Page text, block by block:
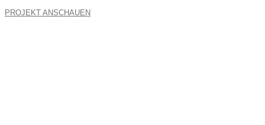
PROJEKT ANSCHAUEN